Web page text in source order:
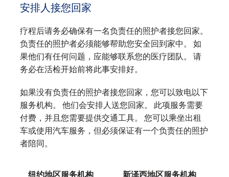
安排人接您回家
疗程后请务必确保有一名负责任的照护者接您回家。
负责任的照护者必须能够帮助您安全回到家中。 如
果他们有任何问题，应能够联系您的医疗团队。 请
务必在活检开始前将此事安排好。
如果没有负责任的照护者接您回家，您可以致电以下
服务机构。 他们会安排人送您回家。 此项服务需要
付费，并且您需要提供交通工具。 您可以乘坐出租
车或使用汽车服务，但必须保证有一个负责任的照护
者陪同。
纽约地区服务机构 新泽西地区服务机构